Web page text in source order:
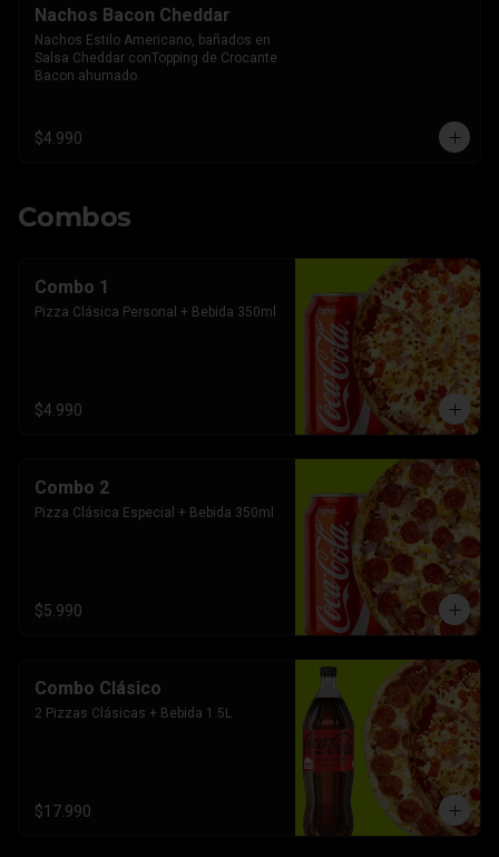
Nachos Bacon Cheddar
Nachos Estilo Americano, bañados en
Salsa Cheddar conTopping de Crocante
Bacon ahumado.
$4.990
Combos
Combo 1
Pizza Clásica Personal + Bebida 350ml
$4.990
Combo 2
Pizza Clásica Especial + Bebida 350ml
$5.990
Combo Clásico
2 Pizzas Clásicas + Bebida 1.5L
$17.990